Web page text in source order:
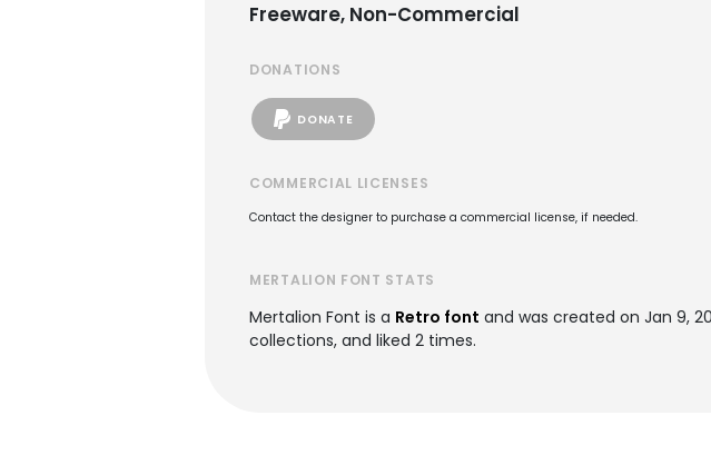
Freeware, Non-Commercial
DONATIONS
DONATE
COMMERCIAL LICENSES
Contact the designer to purchase a commercial license, if needed.
MERTALION FONT STATS
Mertalion Font is a Retro font and was created on Jan 9,
collections, and liked 2 times.